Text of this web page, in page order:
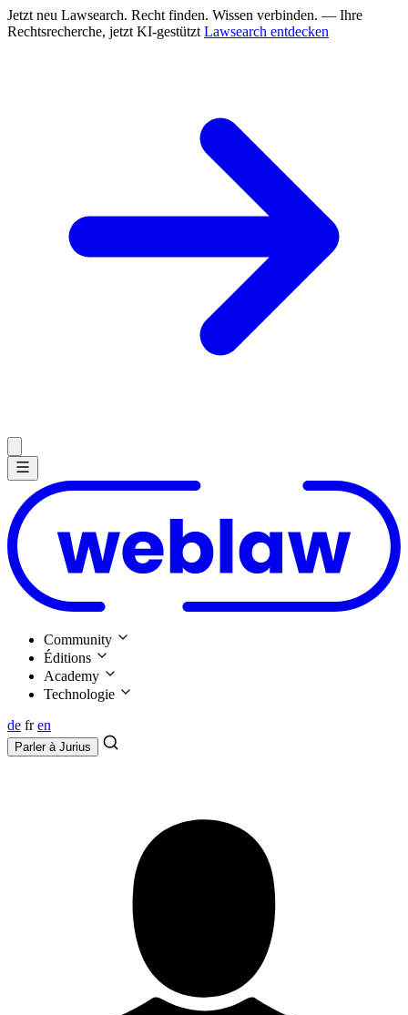
Jetzt neu Lawsearch. Recht finden. Wissen verbinden. — Ihre
Rechtsrecherche, jetzt KI-gestützt Lawsearch entdecken
Community
Éditions
Academy
Technologie
de fr en
Parler à Jurius